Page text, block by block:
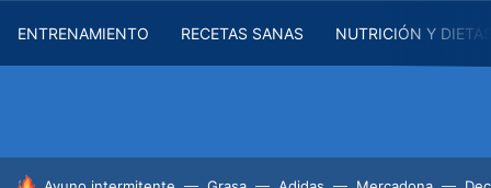
ENTRENAMIENTO RECETAS SANAS NUTRICIÓN Y